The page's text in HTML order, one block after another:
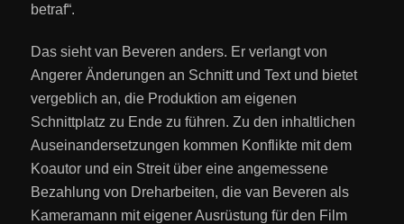
betraf“.
Das sieht van Beveren anders. Er verlangt von
Angerer Änderungen an Schnitt und Text und bietet
vergeblich an, die Produktion am eigenen
Schnittplatz zu Ende zu führen. Zu den inhaltlichen
Auseinandersetzungen kommen Konflikte mit dem
Koautor und ein Streit über eine angemessene
Bezahlung von Dreharbeiten, die van Beveren als
Kameramann mit eigener Ausrüstung für den Film